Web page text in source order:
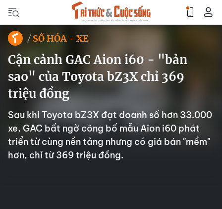
SỐ HÓA - XE
Cận cảnh GAC Aion i60 - "bản
sao" của Toyota bZ3X chỉ 369
triệu đồng
Sau khi Toyota bZ3X đạt doanh số hơn 33.000
xe, GAC bất ngờ công bố mẫu Aion i60 phát
triển từ cùng nền tảng nhưng có giá bán "mềm"
hơn, chỉ từ 369 triệu đồng.